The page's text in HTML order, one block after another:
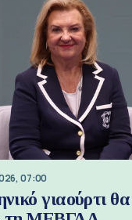
07:00
γιαούρτι θα